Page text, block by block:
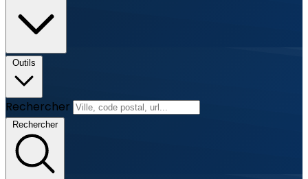
Outils
Rechercher
Rechercher